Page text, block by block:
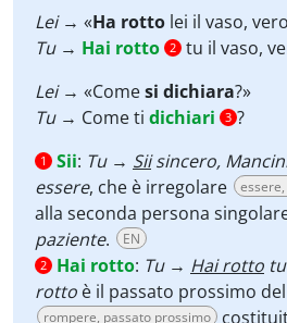
Lei → «Ha rotto lei il vaso,
Tu → Hai rotto 2 tu il vaso,
Lei → «Comesi dichiara?»
Tu → Come ti dichiari 3 ?
1 Sii: Tu → Siisincero,
essere, che è irregolare
alla seconda persona
paziente. EN
2 Hai rotto: Tu → Hai rotto
rotto è il passato prossimo
rompere, passato prossimo